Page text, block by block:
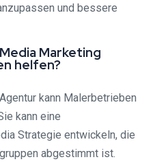
und bessere
Marketing
helfen?
kann Malerbetrieben
kann eine
Strategie entwickeln, die
abgestimmt ist.